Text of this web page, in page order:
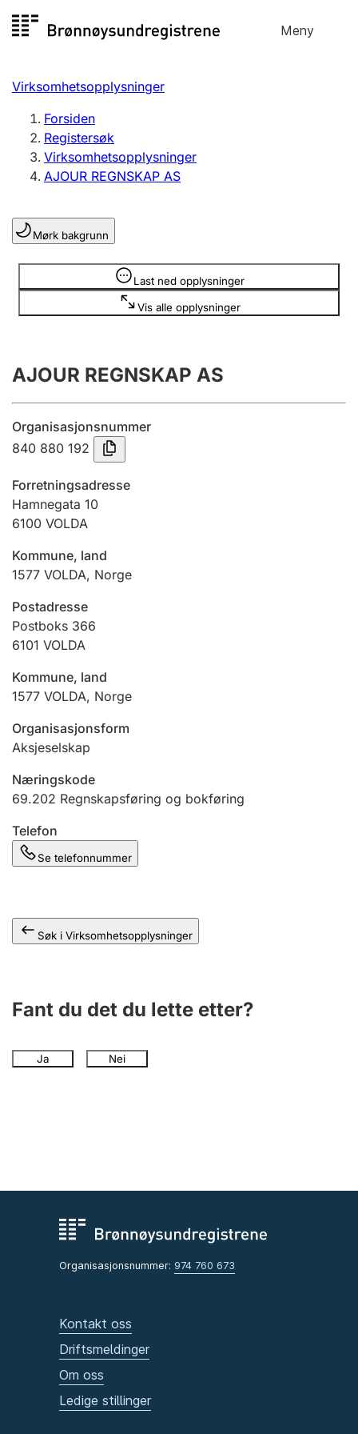
til
Meny
Registersøk
Aksjeselskap
Enkeltpersonforetak
Registrere, endre, slette
Lag og forening
Registrere, endre, slette
Årsregnskap
Innsending og forsinkelsesgebyr
Tinglysing
Jeger
Ektepaktveileder
Andre tema
Virksomhetsopplysninger
Forsiden
Registersøk
Virksomhetsopplysninger
AJOUR REGNSKAP AS
Mørk bakgrunn
Last ned opplysninger
Vis alle opplysninger
Opplysninger er skjult
AJOUR REGNSKAP AS
Organisasjonsnummer
840 880 192
Forretningsadresse
Hamnegata 10
6100 VOLDA
Kommune, land
1577 VOLDA, Norge
Postadresse
Postboks 366
6101 VOLDA
Kommune, land
1577 VOLDA, Norge
Organisasjonsform
Aksjeselskap
Næringskode
69.202 Regnskapsføring og bokføring
Telefon
Se telefonnummer
Søk i Virksomhetsopplysninger
Fant du det du lette etter?
Ja Nei
Organisasjonsnummer: 974 760 673
Kontakt oss
Driftsmeldinger
Om oss
Ledige stillinger